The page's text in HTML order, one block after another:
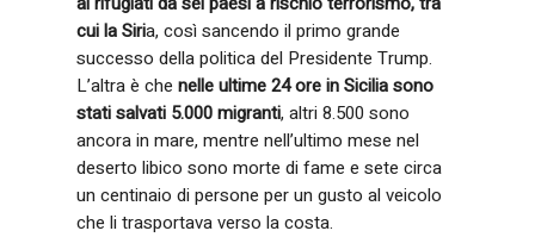
cui la Siria, così sancendo il primo grande
successo della politica del Presidente Trump.
L’altra è che nelle ultime 24 ore in Sicilia sono
stati salvati 5.000 migranti, altri 8.500 sono
ancora in mare, mentre nell’ultimo mese nel
deserto libico sono morte di fame e sete circa
un centinaio di persone per un gusto al veicolo
che li trasportava verso la costa.